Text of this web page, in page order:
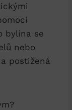
bylina se
nebo
postižená